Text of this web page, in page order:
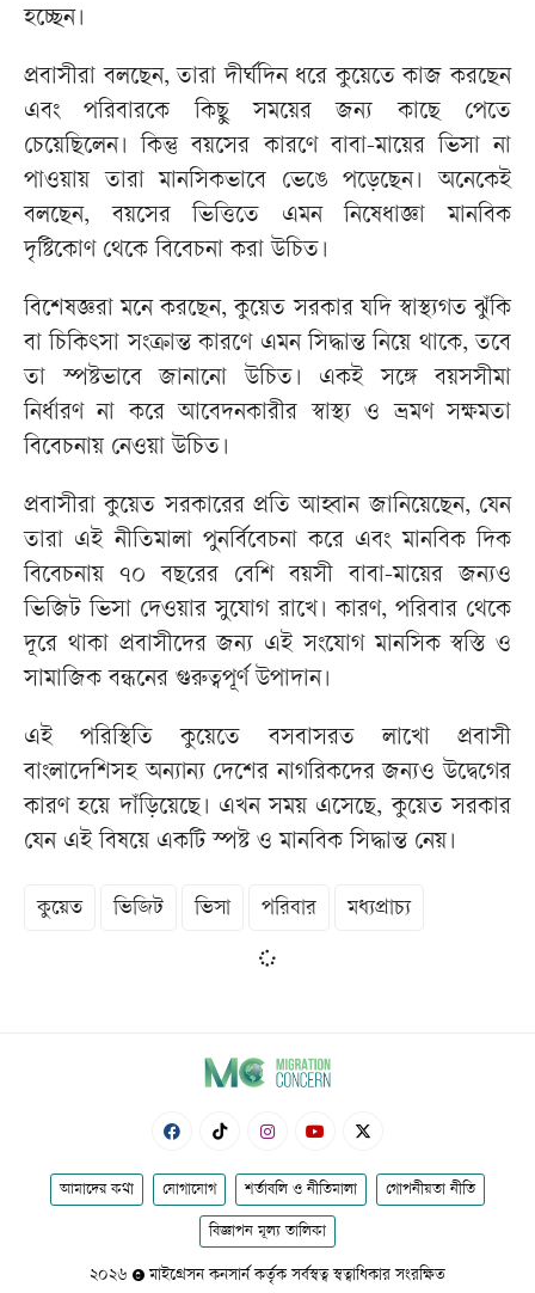
হচ্ছেন।
প্রবাসীরা বলছেন, তারা দীর্ঘদিন ধরে কুয়েতে কাজ করছেন
এবং পরিবারকে কিছু সময়ের জন্য কাছে পেতে
চেয়েছিলেন। কিন্তু বয়সের কারণে বাবা-মায়ের ভিসা না
পাওয়ায় তারা মানসিকভাবে ভেঙে পড়েছেন। অনেকেই
বলছেন, বয়সের ভিত্তিতে এমন নিষেধাজ্ঞা মানবিক
দৃষ্টিকোণ থেকে বিবেচনা করা উচিত।
বিশেষজ্ঞরা মনে করছেন, কুয়েত সরকার যদি স্বাস্থ্যগত ঝুঁকি
বা চিকিৎসা সংক্রান্ত কারণে এমন সিদ্ধান্ত নিয়ে থাকে, তবে
তা স্পষ্টভাবে জানানো উচিত। একই সঙ্গে বয়সসীমা
নির্ধারণ না করে আবেদনকারীর স্বাস্থ্য ও ভ্রমণ সক্ষমতা
বিবেচনায় নেওয়া উচিত।
প্রবাসীরা কুয়েত সরকারের প্রতি আহ্বান জানিয়েছেন, যেন
তারা এই নীতিমালা পুনর্বিবেচনা করে এবং মানবিক দিক
বিবেচনায় ৭০ বছরের বেশি বয়সী বাবা-মায়ের জন্যও
ভিজিট ভিসা দেওয়ার সুযোগ রাখে। কারণ, পরিবার থেকে
দূরে থাকা প্রবাসীদের জন্য এই সংযোগ মানসিক স্বস্তি ও
সামাজিক বন্ধনের গুরুত্বপূর্ণ উপাদান।
এই পরিস্থিতি কুয়েতে বসবাসরত লাখো প্রবাসী
বাংলাদেশিসহ অন্যান্য দেশের নাগরিকদের জন্যও উদ্বেগের
কারণ হয়ে দাঁড়িয়েছে। এখন সময় এসেছে, কুয়েত সরকার
যেন এই বিষয়ে একটি স্পষ্ট ও মানবিক সিদ্ধান্ত নেয়।
কুয়েত ভিজিট ভিসা পরিবার মধ্যপ্রাচ্য
আমাদের কথা যোগাযোগ শর্তাবলি ও নীতিমালা গোপনীয়তা নীতি
বিজ্ঞাপন মূল্য তালিকা
২০২৬ মাইগ্রেসন কনসার্ন কর্তৃক সর্বস্বত্ব স্বত্বাধিকার সংরক্ষিত